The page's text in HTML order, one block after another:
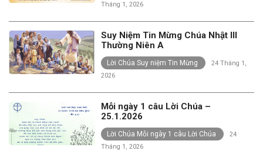
Tháng 1, 2026
Suy Niệm Tin Mừng Chúa Nhật III
Thường Niên A
Lời Chúa Suy niệm Tin Mừng
24 Tháng 1,
2026
Mỗi ngày 1 câu Lời Chúa –
25.1.2026
Lời Chúa Mỗi ngày 1 câu Lời Chúa
24
Tháng 1, 2026